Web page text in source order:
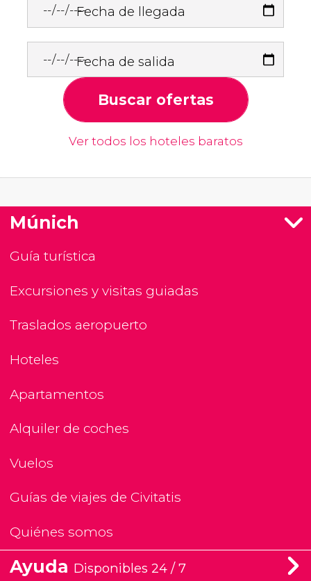
Fecha de llegada
Fecha de salida
Buscar ofertas
Ver todos los hoteles baratos
Múnich
Guía turística
Excursiones y visitas guiadas
Traslados aeropuerto
Hoteles
Apartamentos
Alquiler de coches
Vuelos
Guías de viajes de Civitatis
Quiénes somos
Ayuda Disponibles 24 / 7